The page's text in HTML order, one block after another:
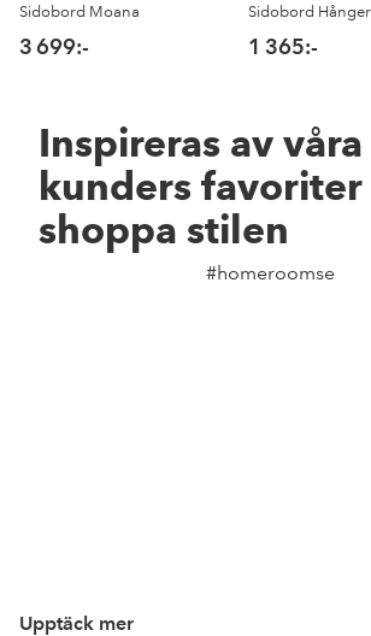
Sidobord Moana
3 699:- 1 365:-
Inspireras av våra
kunders favoriter
shoppa stilen
#homeroomse
Upptäck mer